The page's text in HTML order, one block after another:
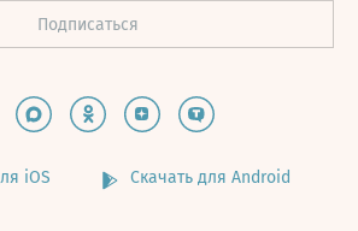
iOS Скачать для Android